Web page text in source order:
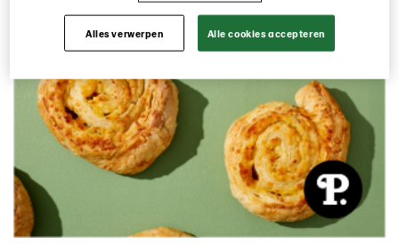
Alles verwerpen Alle cookies accepteren